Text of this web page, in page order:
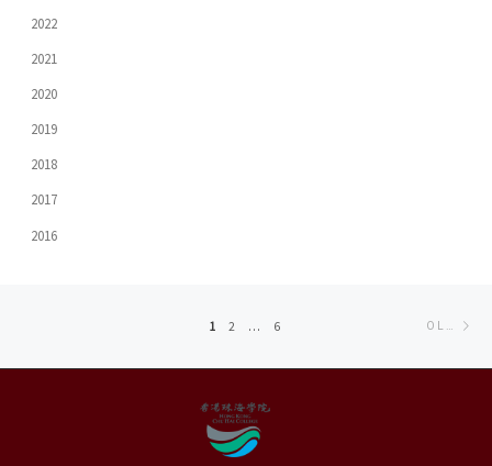
2022
2021
2020
2019
2018
2017
2016
1 2 … 6